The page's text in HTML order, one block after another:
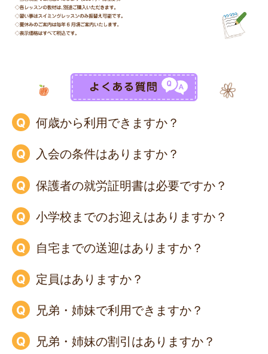
何歳から利用できますか？
入会の条件はありますか？
保護者の就労証明書は必要ですか？
小学校までのお迎えはありますか？
自宅までの送迎はありますか？
定員はありますか？
兄弟・姉妹で利用できますか？
兄弟・姉妹の割引はありますか？